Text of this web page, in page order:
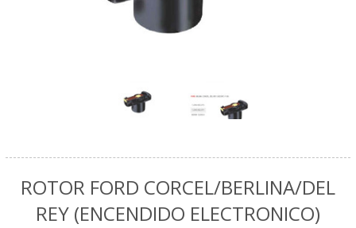
ROTOR FORD CORCEL/BERLINA/DEL
REY (ENCENDIDO ELECTRONICO)